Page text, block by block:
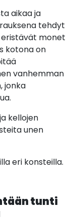
aikaa ja
tehdyt
monet
kotona on
vanhemman
jonka
kellojen
unen
eri konsteilla.
tunti